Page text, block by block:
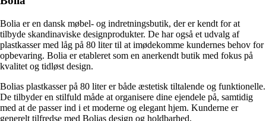
Bolia er en dansk møbel- og indretningsbutik, der er kendt for at
tilbyde skandinaviske designprodukter. De har også et udvalg af
plastkasser med låg på 80 liter til at imødekomme kundernes behov for
opbevaring. Bolia er etableret som en anerkendt butik med fokus på
kvalitet og tidløst design.
Bolias plastkasser på 80 liter er både æstetisk tiltalende og funktionelle.
De tilbyder en stilfuld måde at organisere dine ejendele på, samtidig
med at de passer ind i et moderne og elegant hjem. Kunderne er
generelt tilfredse med Bolias design og holdbarhed.